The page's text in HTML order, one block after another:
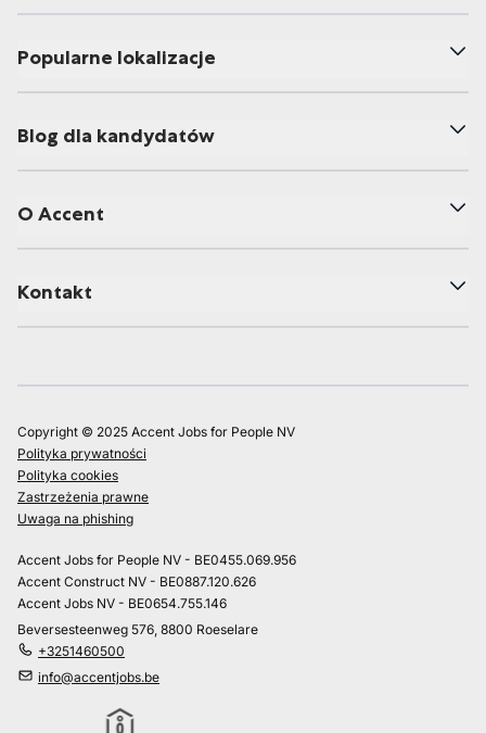
Popularne lokalizacje
Blog dla kandydatów
O Accent
Kontakt
Copyright © 2025 Accent Jobs for People NV
Polityka prywatności
Polityka cookies
Zastrzeżenia prawne
Uwaga na phishing
Accent Jobs for People NV - BE0455.069.956
Accent Construct NV - BE0887.120.626
Accent Jobs NV - BE0654.755.146
Beversesteenweg 576, 8800 Roeselare
+3251460500
info@accentjobs.be